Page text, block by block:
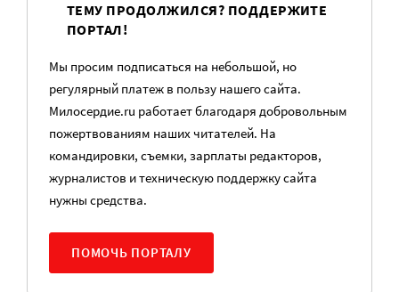
ТЕМУ ПРОДОЛЖИЛСЯ? ПОДДЕРЖИТЕ
ПОРТАЛ!
Мы просим подписаться на небольшой, но
регулярный платеж в пользу нашего сайта.
Милосердие.ru работает благодаря добровольным
пожертвованиям наших читателей. На
командировки, съемки, зарплаты редакторов,
журналистов и техническую поддержку сайта
нужны средства.
ПОМОЧЬ ПОРТАЛУ